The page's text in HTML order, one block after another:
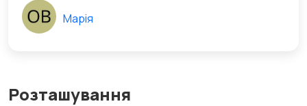
Розташування
Марія